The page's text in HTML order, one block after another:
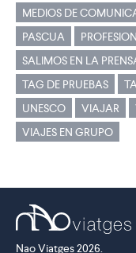
MEDIOS DE
PASCUA
SALIMOS EN LA
TAG DE PRUEBAS
UNESCO
VIAJAR
VIAJES EN GRUPO
Nao Viatges 2026.